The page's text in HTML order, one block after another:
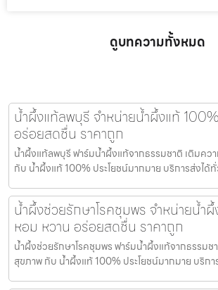
ดูบทความทั้งหมด
น้ำผึ้งแท้ลพบุรี จำหน่ายน้ำผึ้งแท้
อร่อยสดชื่น ราคาถูก
น้ำผึ้งแท้ลพบุรี ฟาร์มน้ำผึ้งแท้จากธรรมชาติ เติมคว
กับ น้ำผึ้งแท้ 100% ประโยชน์มากมาย บริการส่งได้ทั่
น้ำผึ้งช่วยรักษาโรคชุมพร จำหน่ายน้ำ
หอม หวาน อร่อยสดชื่น ราคาถูก
น้ำผึ้งช่วยรักษาโรคชุมพร ฟาร์มน้ำผึ้งแท้จากธรรมช
สุขภาพ กับ น้ำผึ้งแท้ 100% ประโยชน์มากมาย บริกา